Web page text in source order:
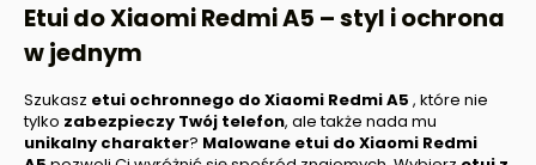
Etui doXiaomi Redmi A5 – styl i ochrona
w jednym
Szukasz etui ochronnego doXiaomi Redmi A5 , które nie
tylko zabezpieczy Twój telefon, ale także nada mu
unikalny charakter? Malowane etui doXiaomi Redmi